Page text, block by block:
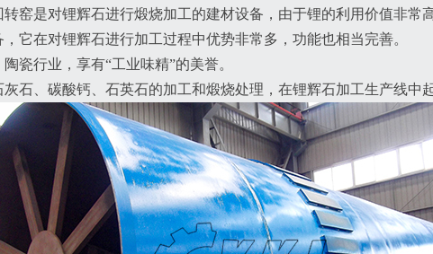
窑是对锂辉石进行煅烧加工的建材设备，由于锂的利用价值非常
它在对锂辉石进行加工过程中优势非常多，功能也相当完善。
瓷行业，享有“工业味精”的美誉。
石、碳酸钙、石英石的加工和煅烧处理，在锂辉石加工生产线中